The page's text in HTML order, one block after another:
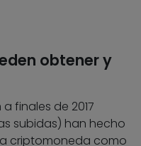
obtener y
finales de 2017
subidas) han hecho
criptomoneda como